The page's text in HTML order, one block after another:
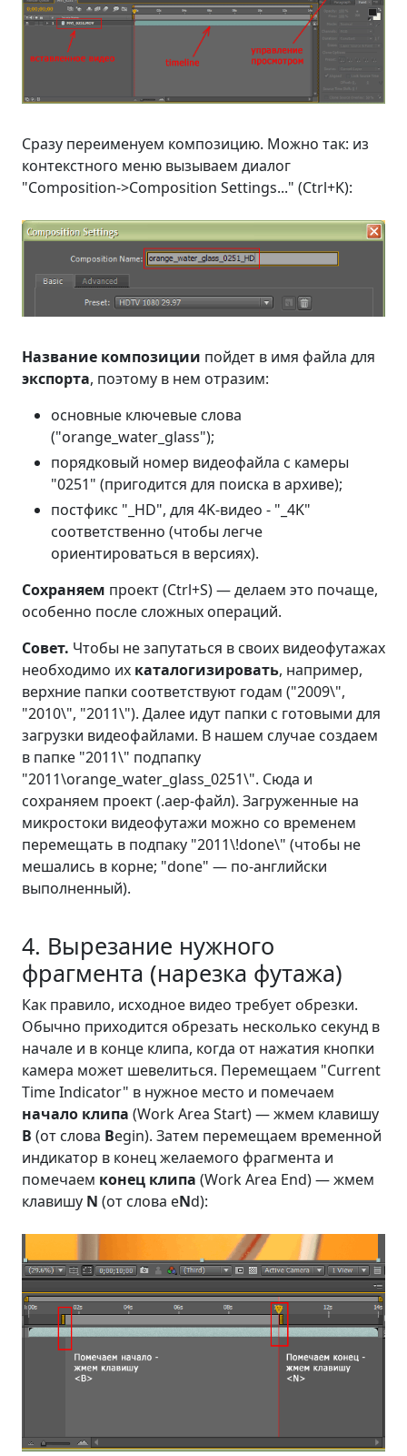
Сразу переименуем композицию. Можно так: из
контекстного меню вызываем диалог
"Composition->Composition Settings..." (Ctrl+K):
Название композиции пойдет в имя файла для
экспорта, поэтому в нем отразим:
основные ключевые слова
("orange_water_glass");
порядковый номер видеофайла с камеры
"0251" (пригодится для поиска в архиве);
постфикс "_HD", для 4K-видео - "_4K"
соответственно (чтобы легче
ориентироваться в версиях).
Сохраняем проект (Ctrl+S) — делаем это почаще,
особенно после сложных операций.
Совет. Чтобы не запутаться в своих видеофутажах
необходимо их каталогизировать, например,
верхние папки соответствуют годам ("2009\",
"2010\", "2011\"). Далее идут папки с готовыми для
загрузки видеофайлами. В нашем случае создаем
в папке "2011\" подпапку
"2011\orange_water_glass_0251\". Сюда и
сохраняем проект (.aep-файл). Загруженные на
микростоки видеофутажи можно со временем
перемещать в подпаку "2011\!done\" (чтобы не
мешались в корне; "done" — по-английски
выполненный).
4. Вырезание нужного
фрагмента (нарезка футажа)
Как правило, исходное видео требует обрезки.
Обычно приходится обрезать несколько секунд в
начале и в конце клипа, когда от нажатия кнопки
камера может шевелиться. Перемещаем "Current
Time Indicator" в нужное место и помечаем
начало клипа (Work Area Start) — жмем клавишу
B (от слова Begin). Затем перемещаем временной
индикатор в конец желаемого фрагмента и
помечаем конец клипа (Work Area End) — жмем
клавишу N (от слова eNd):